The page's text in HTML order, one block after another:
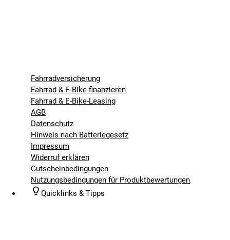
Fahrradversicherung
Fahrrad & E-Bike finanzieren
Fahrrad & E-Bike-Leasing
AGB
Datenschutz
Hinweis nach Batteriegesetz
Impressum
Widerruf erklären
Gutscheinbedingungen
Nutzungsbedingungen für Produktbewertungen
Quicklinks & Tipps